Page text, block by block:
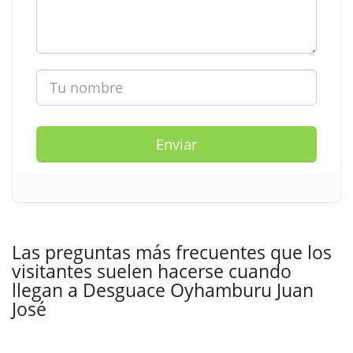
Enviar
Las preguntas más frecuentes que los
visitantes suelen hacerse cuando
llegan a Desguace Oyhamburu Juan
José